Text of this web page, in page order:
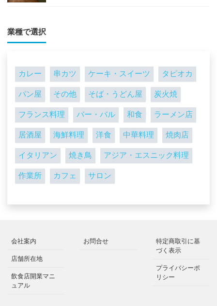
業種で選択
カレー 串カツ ケーキ・スイーツ タピオカ
パン屋 その他 そば・うどん屋 炭火焼
フランス料理 バー・バル 和食 ラーメン店
居酒屋 海鮮料理 洋食 中華料理 焼肉店
イタリアン 焼き鳥 アジア・エスニック料理
作業所 カフェ サロン
会社案内
店舗所在地
飲食店開業マニ
ュアル
お問合せ
特定商取引に基
づく表示
プライバシーポ
リシー